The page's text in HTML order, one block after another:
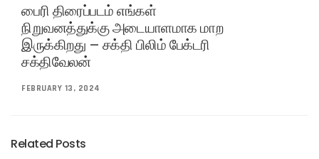
பைரி திரைப்படம் எங்கள்
நிறுவனத்துக்கு அடையாளமாக மாற
இருக்கிறது – சக்தி பிலிம் பேக்டரி
சக்திவேலன்
FEBRUARY 13, 2024
Related Posts